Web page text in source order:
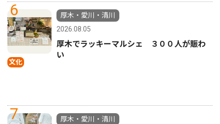
6
文化
厚木・愛川・清川
2026.08.05
厚木でラッキーマルシェ ３００人が賑わ
い
7
厚木・愛川・清川